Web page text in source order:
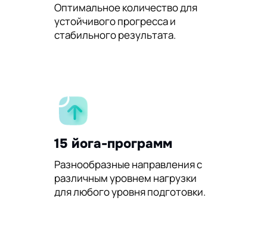
Оптимальное количество для
устойчивого прогресса и
стабильного результата.
15 йога-программ
Разнообразные направления с
различным уровнем нагрузки
для любого уровня подготовки.